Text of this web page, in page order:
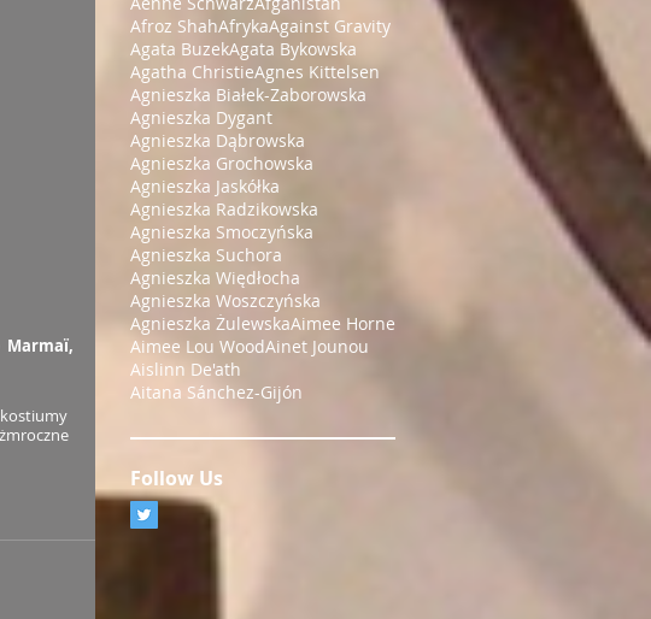
Marmaï,
kostiumy
mroczne
Afroz ShahAfrykaAgainst Gravity
Agata BuzekAgata Bykowska
Agatha ChristieAgnes Kittelsen
Agnieszka Białek-Zaborowska
Agnieszka Dygant
Agnieszka Dąbrowska
Agnieszka Grochowska
Agnieszka Jaskółka
Agnieszka Radzikowska
Agnieszka Smoczyńska
Agnieszka Suchora
Agnieszka Więdłocha
Agnieszka Woszczyńska
Agnieszka ŻulewskaAimee Horne
Aimee Lou WoodAinet Jounou
Aislinn De'ath
Aitana Sánchez-Gijón
Follow Us